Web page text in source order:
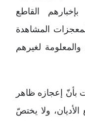
القاطع
المشاهدة
لغيرهم
بأنّ إعجازه ظاهر
ولا يختصّ